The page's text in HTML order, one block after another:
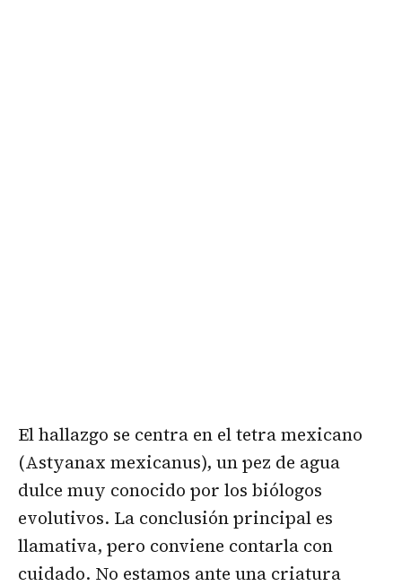
El hallazgo se centra en el tetra mexicano
(Astyanax mexicanus), un pez de agua
dulce muy conocido por los biólogos
evolutivos. La conclusión principal es
llamativa, pero conviene contarla con
cuidado. No estamos ante una criatura